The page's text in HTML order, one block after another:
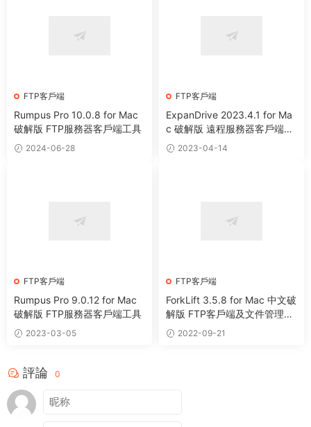
FTP客戶端
Rumpus Pro 10.0.8 for Mac
破解版 FTP服務器客戶端工具
2024-06-28
FTP客戶端
ExpanDrive 2023.4.1 for Ma
c 破解版 遠程服務器客戶端軟
件 2023-04-14
FTP客戶端
Rumpus Pro 9.0.12 for Mac
破解版 FTP服務器客戶端工具
2023-03-05
FTP客戶端
ForkLift 3.5.8 for Mac 中文破
解版 FTP客戶端及文件管理工
具 2022-09-21
評論 0